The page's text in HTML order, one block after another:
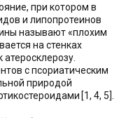
при котором в
и липопротеинов
называют «плохим
на стенках
с псориатическим
природой
[1, 4, 5].